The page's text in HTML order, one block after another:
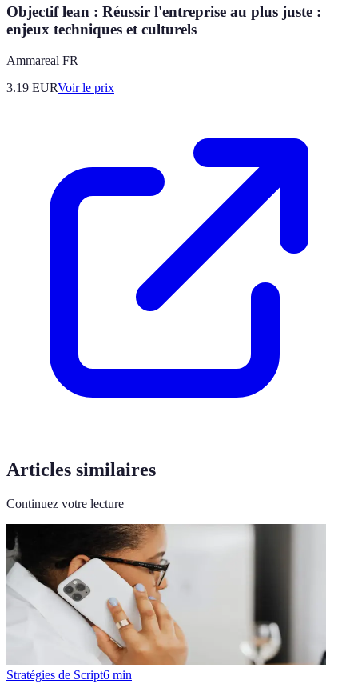
Objectif lean : Réussir l'entreprise au plus juste :
enjeux techniques et culturels
Ammareal FR
3.19 EURVoir le prix
Articles similaires
Continuez votre lecture
Stratégies de Script6 min